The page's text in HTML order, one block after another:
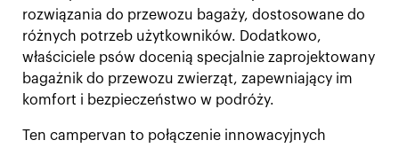
rozwiązania do przewozu bagaży, dostosowane do
różnych potrzeb użytkowników. Dodatkowo,
właściciele psów docenią specjalnie zaprojektowany
bagażnik do przewozu zwierząt, zapewniający im
komfort i bezpieczeństwo w podróży.
Ten campervan to połączenie innowacyjnych